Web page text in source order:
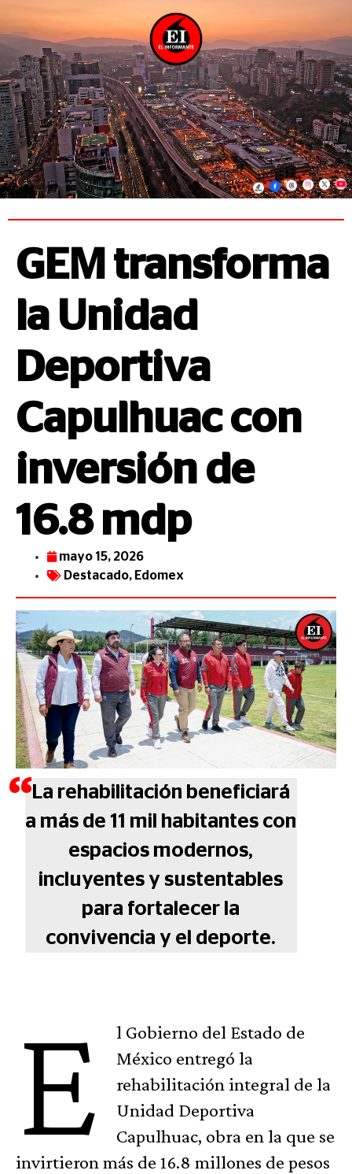
GEM transforma
la Unidad
Deportiva
Capulhuac con
inversión de
16.8 mdp
mayo 15, 2026
Destacado, Edomex
La rehabilitación beneficiará
a más de 11 mil habitantes con
espacios modernos,
incluyentes y sustentables
para fortalecer la
convivencia y el deporte.
E
l Gobierno del Estado de
México entregó la
rehabilitación integral de la
Unidad Deportiva
Capulhuac, obra en la que se
invirtieron más de 16.8 millones de pesos